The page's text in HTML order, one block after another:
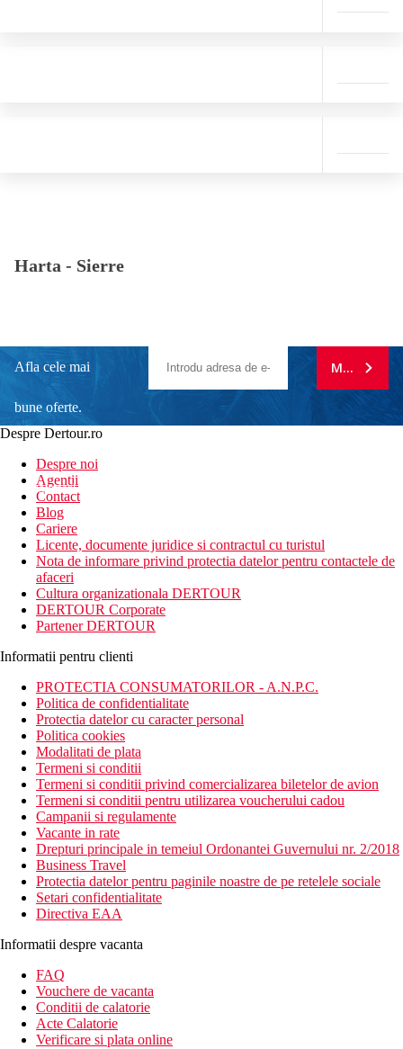
Harta - Sierre
Afla cele mai
bune oferte.
newsletter!
MA
Despre Dertour.ro
Despre noi
Agentii
Contact
Blog
Cariere
Licente, documente juridice si contractul cu turistul
Nota de informare privind protectia datelor pentru contactele de
afaceri
Cultura organizationala DERTOUR
DERTOUR Corporate
Partener DERTOUR
Informatii pentru clienti
PROTECTIA CONSUMATORILOR - A.N.P.C.
Politica de confidentialitate
Protectia datelor cu caracter personal
Politica cookies
Modalitati de plata
Termeni si conditii
Termeni si conditii privind comercializarea biletelor de avion
Termeni si conditii pentru utilizarea voucherului cadou
Campanii si regulamente
Vacante in rate
Drepturi principale in temeiul Ordonantei Guvernului nr. 2/2018
Business Travel
Protectia datelor pentru paginile noastre de pe retelele sociale
Setari confidentialitate
Directiva EAA
Informatii despre vacanta
FAQ
Vouchere de vacanta
Conditii de calatorie
Acte Calatorie
Verificare si plata online